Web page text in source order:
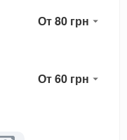
От 80 грн
От 60 грн